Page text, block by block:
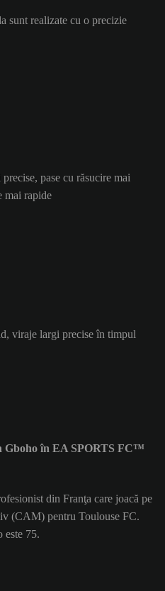
sunt realizate cu o precizie
pase cu răsucire mai
mai rapide
viraje largi precise în timpul
Gboho în EA SPORTS FC™
din Franţa care joacă pe
(CAM) pentru Toulouse FC.
este 75.